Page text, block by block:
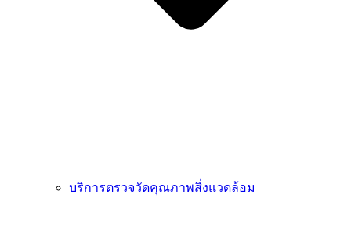
บริการตรวจวัดคุณภาพสิ่งแวดล้อม